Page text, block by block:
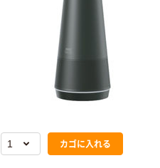
カゴに入れる